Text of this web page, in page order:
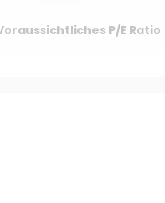
P/E Ratio